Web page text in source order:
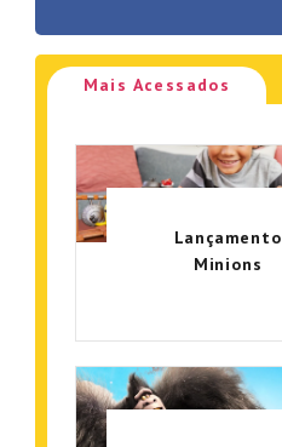
Mais Acessados
Lançamento
Minions